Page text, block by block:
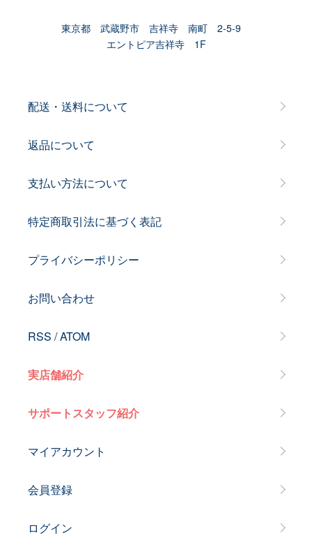
東京都 武蔵野市 吉祥寺 南町 2-5-9
エントピア吉祥寺 1F
配送・送料について
返品について
支払い方法について
特定商取引法に基づく表記
プライバシーポリシー
お問い合わせ
RSS /ATOM
実店舗紹介
サポートスタッフ紹介
マイアカウント
会員登録
ログイン